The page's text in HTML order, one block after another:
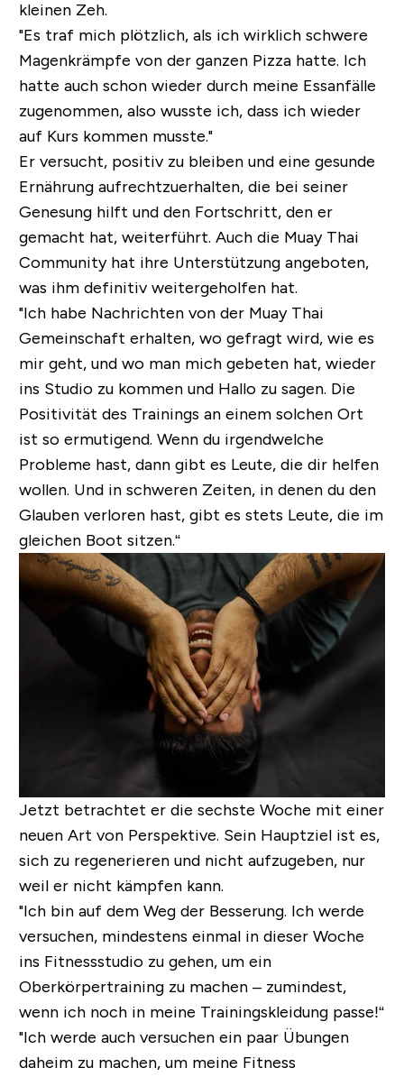
kleinen Zeh.
"Es traf mich plötzlich, als ich wirklich schwere
Magenkrämpfe von der ganzen Pizza hatte. Ich
hatte auch schon wieder durch meine Essanfälle
zugenommen, also wusste ich, dass ich wieder
auf Kurs kommen musste."
Er versucht, positiv zu bleiben und eine gesunde
Ernährung aufrechtzuerhalten, die bei seiner
Genesung hilft und den Fortschritt, den er
gemacht hat, weiterführt. Auch die Muay Thai
Community hat ihre Unterstützung angeboten,
was ihm definitiv weitergeholfen hat.
"Ich habe Nachrichten von der Muay Thai
Gemeinschaft erhalten, wo gefragt wird, wie es
mir geht, und wo man mich gebeten hat, wieder
ins Studio zu kommen und Hallo zu sagen. Die
Positivität des Trainings an einem solchen Ort
ist so ermutigend. Wenn du irgendwelche
Probleme hast, dann gibt es Leute, die dir helfen
wollen. Und in schweren Zeiten, in denen du den
Glauben verloren hast, gibt es stets Leute, die im
gleichen Boot sitzen.“
Jetzt betrachtet er die sechste Woche mit einer
neuen Art von Perspektive. Sein Hauptziel ist es,
sich zu regenerieren und nicht aufzugeben, nur
weil er nicht kämpfen kann.
"Ich bin auf dem Weg der Besserung. Ich werde
versuchen, mindestens einmal in dieser Woche
ins Fitnessstudio zu gehen, um ein
Oberkörpertraining zu machen – zumindest,
wenn ich noch in meine Trainingskleidung passe!“
"Ich werde auch versuchen ein paar Übungen
daheim zu machen, um meine Fitness